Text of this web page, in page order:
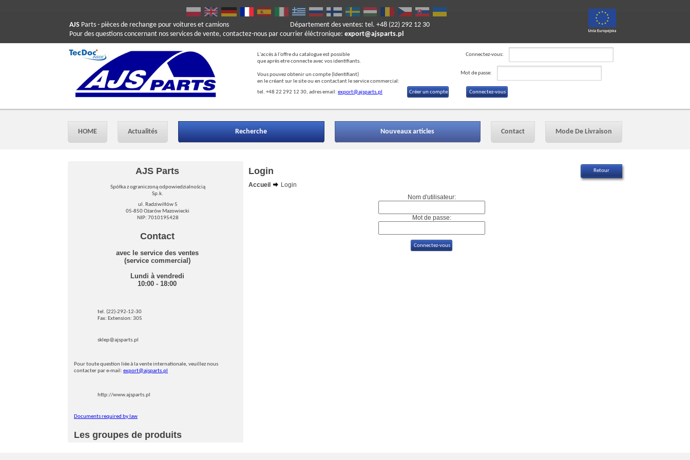
AJS Parts - pièces de rechange pour voitures et camions
Pour des questions concernant nos services de vente, contactez-nous par courrier éléctronique: export@ajsparts.pl
Département des ventes: tel. +48 (22) 292 12 30
L'accès à l'offre du catalogue est possible
que après etre connecte avec vos identifiants.
Vous pouvez obtenir un compte (Identifiant)
en le créant sur le site ou en contactant le service commercial:
tel. +48 22 292 12 30, adres email: export@ajsparts.pl
Connectez-vous:
Mot de passe:
Créer un compte
HOME Actualités Recherche Nouveaux articles Contact Mode De Livraison
AJS Parts
Spółka z ograniczoną odpowiedzialnością
Sp.k.
ul. Radziwiłłów 5
05-850 Ożarów Mazowiecki
NIP: 7010195428
Contact
avec le service des ventes
(service commercial)
Lundi à vendredi
10:00 - 18:00
tel. (22)-292-12-30
Fax: Extension: 305
sklep@ajsparts.pl
Pour toute question liée à la vente internationale, veuillez nous
contacter par e-mail: export@ajsparts.pl
http://www.ajsparts.pl
Documents required by law
Les groupes de produits
Login
Accueil
Login
Nom d'utilisateur:
Mot de passe: